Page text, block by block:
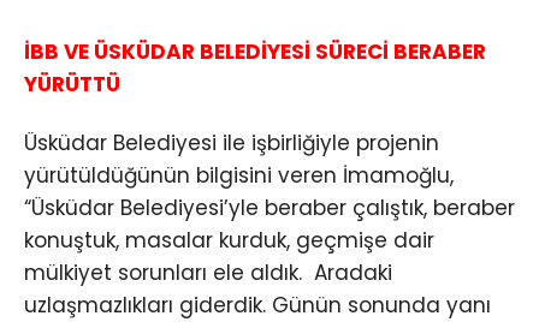
İBB VE ÜSKÜDAR BELEDİYESİ SÜRECİ BERABER
YÜRÜTTÜ
Üsküdar Belediyesi ile işbirliğiyle projenin
yürütüldüğünün bilgisini veren İmamoğlu,
“Üsküdar Belediyesi’yle beraber çalıştık, beraber
konuştuk, masalar kurduk, geçmişe dair
mülkiyet sorunları ele aldık. Aradaki
uzlaşmazlıkları giderdik. Günün sonunda yanı